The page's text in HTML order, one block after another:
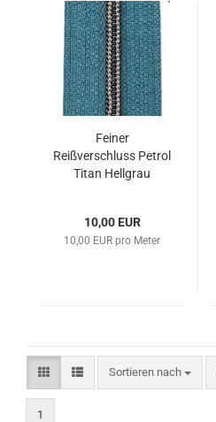
Feiner
Reißverschluss Petrol
Titan Hellgrau
10,00 EUR
10,00 EUR pro Meter
Sortieren nach
Sortieren nach
1